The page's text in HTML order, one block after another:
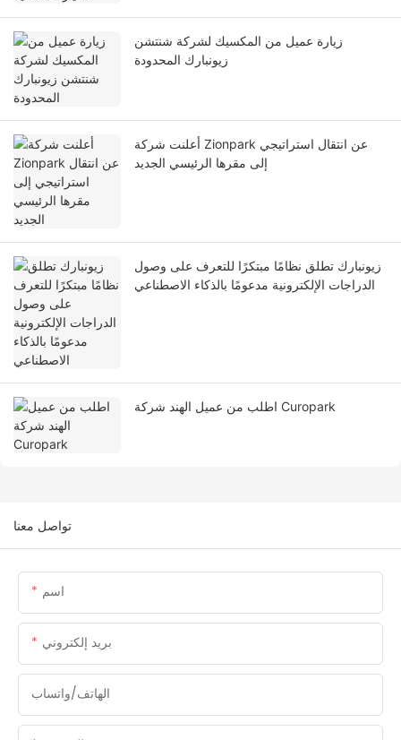
زيارة عميل من المكسيك لشركة شنتشن
زيونبارك المحدودة
أعلنت شركة Zionpark عن انتقال استراتيجي
إلى مقرها الرئيسي الجديد
زيونبارك تطلق نظامًا مبتكرًا للتعرف على وصول
الدراجات الإلكترونية مدعومًا بالذكاء الاصطناعي
اطلب من عميل الهند شركة Curopark
تواصل معنا
اسم
بريد إلكتروني
الهاتف/واتساب